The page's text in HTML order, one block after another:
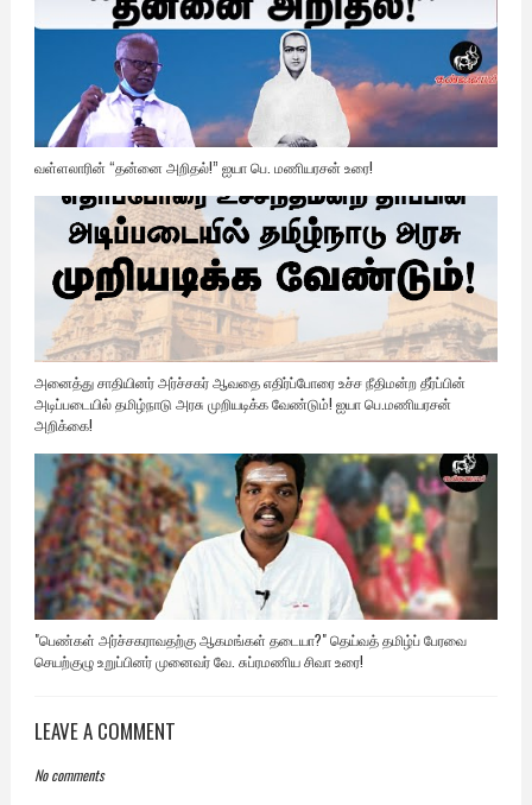
வள்ளலாரின் “தன்னை அறிதல்!” ஐயா பெ. மணியரசன் உரை!
அனைத்து சாதியினர் அர்ச்சகர் ஆவதை எதிர்ப்போரை உச்ச நீதிமன்ற தீர்ப்பின்
அடிப்படையில் தமிழ்நாடு அரசு முறியடிக்க வேண்டும்! ஐயா பெ.மணியரசன்
அறிக்கை!
"பெண்கள் அர்ச்சகராவதற்கு ஆகமங்கள் தடையா?" தெய்வத் தமிழ்ப் பேரவை
செயற்குழு உறுப்பினர் முனைவர் வே. சுப்ரமணிய சிவா உரை!
LEAVE A COMMENT
No comments